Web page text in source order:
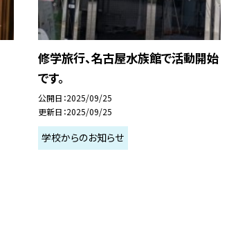
修学旅行、名古屋水族館で活動開始
です。
公開日 2025/09/25
更新日 2025/09/25
学校からのお知らせ